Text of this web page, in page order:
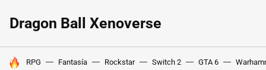
Dragon Ball Xenoverse
HOY SE HABLA DE
RPG Fantasía Rockstar Switch 2 GTA 6